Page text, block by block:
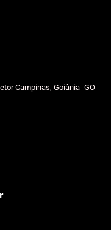
Campinas, Goiânia -GO